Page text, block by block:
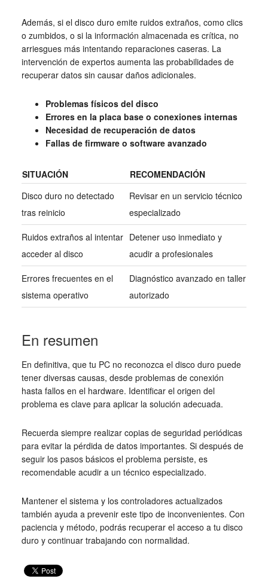
Además, si el disco duro emite ruidos extraños, como clics
o zumbidos, o si la información almacenada es crítica, no
arriesgues más intentando reparaciones caseras. La
intervención de expertos aumenta las probabilidades de
recuperar datos sin causar daños adicionales.
Problemas físicos del disco
Errores en la placa base o conexiones internas
Necesidad de recuperación de datos
Fallas de firmware o software avanzado
SITUACIÓN
RECOMENDACIÓN
Disco duro no detectado
tras reinicio
Revisar en un servicio técnico
especializado
Ruidos extraños al intentar
acceder al disco
Detener uso inmediato y
acudir a profesionales
Errores frecuentes en el
sistema operativo
Diagnóstico avanzado en taller
autorizado
En resumen
En definitiva, que tu PC no reconozca el disco duro puede
tener diversas causas, desde problemas de conexión
hasta fallos en el hardware. Identificar el origen del
problema es clave para aplicar la solución adecuada.
Recuerda siempre realizar copias de seguridad periódicas
para evitar la pérdida de datos importantes. Si después de
seguir los pasos básicos el problema persiste, es
recomendable acudir a un técnico especializado.
Mantener el sistema y los controladores actualizados
también ayuda a prevenir este tipo de inconvenientes. Con
paciencia y método, podrás recuperar el acceso a tu disco
duro y continuar trabajando con normalidad.